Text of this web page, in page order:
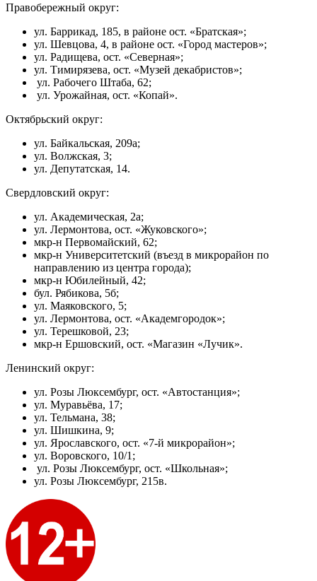
Правобережный округ:
ул. Баррикад, 185, в районе ост. «Братская»;
ул. Шевцова, 4, в районе ост. «Город мастеров»;​ ​ ​
ул. Радищева, ост. «Северная»;​ ​ ​ ​
ул. Тимирязева, ост. «Музей декабристов»;​ ​ ​
ул. Рабочего Штаба, 62;
ул. Урожайная, ост. «Копай».
Октябрьский округ:
ул. Байкальская, 209а;​
ул. Волжская, 3;​ ​ ​ ​ ​ ​ ​
ул. Депутатская, 14.
Свердловский округ:
ул. Академическая, 2а;​
ул. Лермонтова, ост. «Жуковского»;​ ​ ​ ​ ​ ​
мкр-н Первомайский, 62;
мкр-н Университетский (въезд в микрорайон по
направлению из центра города);​ ​ ​ ​ ​ ​ ​ ​ ​ ​
мкр-н Юбилейный, 42;​ ​
бул. Рябикова, 5б;​ ​ ​
ул. Маяковского, 5;​ ​ ​ ​ ​
ул. Лермонтова, ост. «Академгородок»;​ ​ ​ ​ ​
ул. Терешковой, 23;​
мкр-н Ершовский, ост. «Магазин «Лучик».
Ленинский округ:
ул. Розы Люксембург, ост. «Автостанция»;​ ​ ​ ​
ул. Муравьёва, 17;​ ​ ​
ул. Тельмана, 38;
ул. Шишкина, 9;​ ​ ​
ул. Ярославского, ост. «7-й микрорайон»;​ ​ ​ ​ ​ ​ ​
ул. Воровского, 10/1;
ул. Розы Люксембург, ост. «Школьная»;
ул. Розы Люксембург, 215в.